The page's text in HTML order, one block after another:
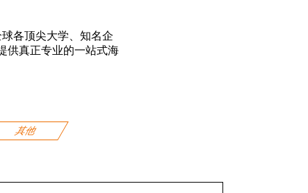
各顶尖大学、知名企
供真正专业的一站式海
其他